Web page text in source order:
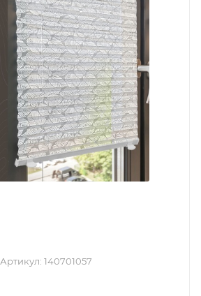
Артикул: 140701057